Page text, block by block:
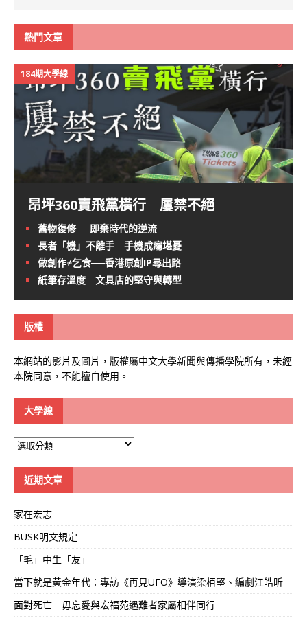
熱門文章
184期大學線
昂坪360賣飛黨橫行 屢禁不絕
舊物復修──即棄時代的逆流
長者「機」不離手 手機成癮堪憂
做創作≠乞食──香港原創IP尋出路
紙筆存溫度 文具店的堅守與轉型
版權
本網站的影片及圖片，版權屬中文大學新聞與傳播學院所有，未經
本院同意，不能擅自使用。
大學線
大
近期文章
家在宏志
BUSK明文規定
「毛」中生「友」
當下就是黃金年代：專訪《再見UFO》導演梁栢堅、編劇江皓昕
面對死亡 毋忘愛與宏福苑遇難者家屬相伴同行